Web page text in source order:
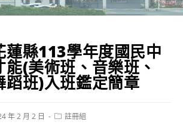
蓮縣113學年度國民中
(美術班、音樂班、
蹈班)入班鑑定簡章
年 2 月 2 日
Post註冊組